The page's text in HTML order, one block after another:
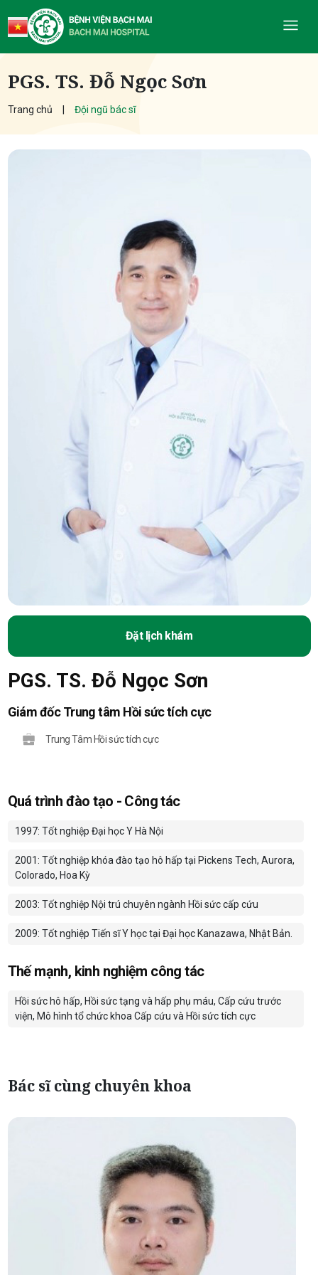
PGS. TS. Đỗ Ngọc Sơn
Trang chủ Đội ngũ bác sĩ
Đặt lịch khám
PGS. TS. Đỗ Ngọc Sơn
Giám đốc Trung tâm Hồi sức tích cực
Trung Tâm Hồi sức tích cực
Quá trình đào tạo - Công tác
1997: Tốt nghiệp Đại học Y Hà Nội
2001: Tốt nghiệp khóa đào tạo hô hấp tại Pickens Tech, Aurora,
Colorado, Hoa Kỳ
2003: Tốt nghiệp Nội trú chuyên ngành Hồi sức cấp cứu
2009: Tốt nghiệp Tiến sĩ Y học tại Đại học Kanazawa, Nhật Bản.
Thế mạnh, kinh nghiệm công tác
Hồi sức hô hấp, Hồi sức tạng và hấp phụ máu, Cấp cứu trước
viện, Mô hình tổ chức khoa Cấp cứu và Hồi sức tích cực
Bác sĩ cùng chuyên khoa